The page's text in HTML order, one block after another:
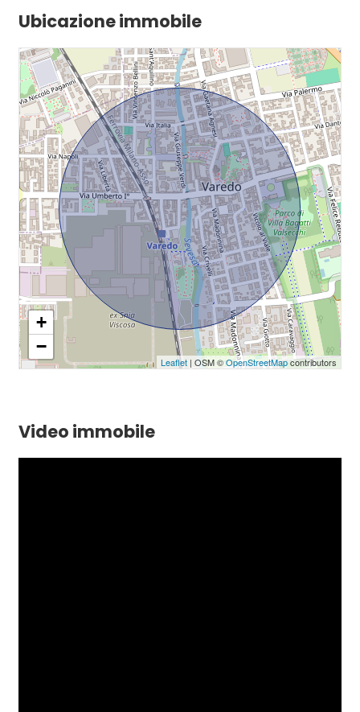
Ubicazione immobile
+
−
Leaflet| OSM ©OpenStreetMapcontributors
Video immobile